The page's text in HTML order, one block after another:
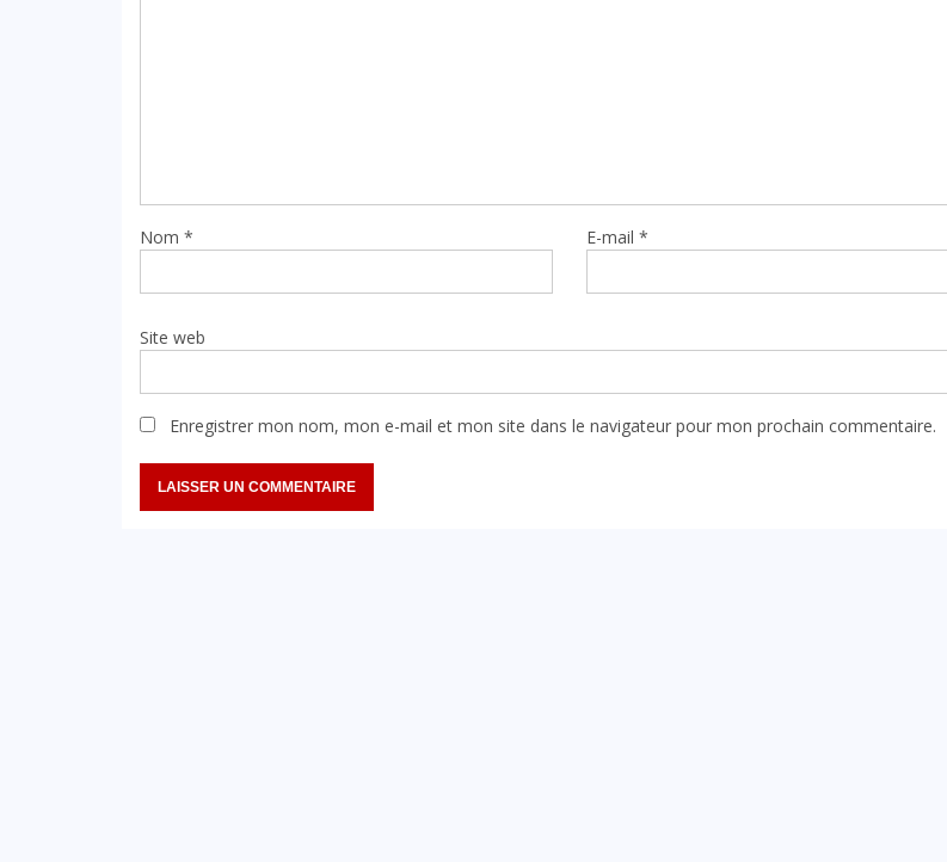
Nom * E-mail*
Site web
Enregistrer mon nom, mon e-mail et mon site dans le navigateur pour mon prochain commentaire.